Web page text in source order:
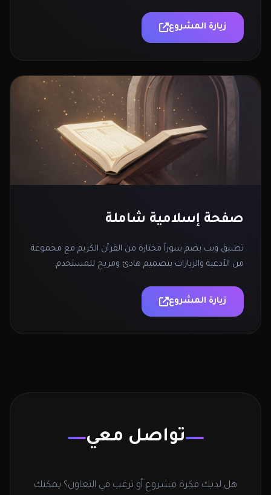
زيارة المشروع
صفحة إسلامية شاملة
تطبيق ويب يضم سوراً مختارة من القرآن الكريم مع مجموعة
من الأدعية والزيارات بتصميم هادئ ومريح للمستخدم.
زيارة المشروع
تواصل معي
هل لديك فكرة مشروع أو ترغب في التعاون؟ يمكنك